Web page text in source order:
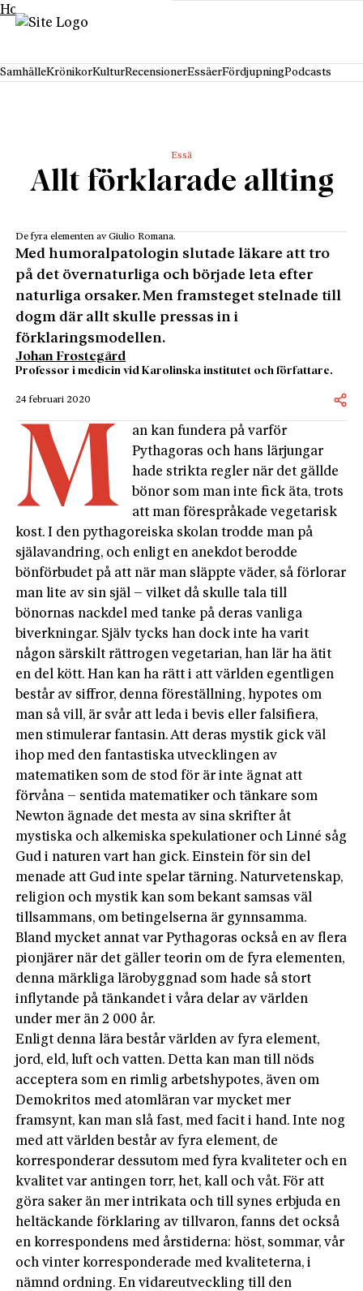
Hoppa till innehåll
SamhälleKrönikorKulturRecensionerEssäerFördjupningPodcasts
Essä
Allt förklarade allting
De fyra elementen av Giulio Romana.
Med humoralpatologin slutade läkare att tro
på det övernaturliga och började leta efter
naturliga orsaker. Men framsteget stelnade till
dogm där allt skulle pressas in i
förklaringsmodellen.
Johan Frostegård
Professor i medicin vid Karolinska institutet och författare.
24 februari 2020
M
an kan fundera på varför
Pythagoras och hans lärjungar
hade strikta regler när det gällde
bönor som man inte fick äta, trots
att man förespråkade vegetarisk
kost. I den pythagoreiska skolan trodde man på
själavandring, och enligt en anekdot berodde
bönförbudet på att när man släppte väder, så förlorar
man lite av sin själ – vilket då skulle tala till
bönornas nackdel med tanke på deras vanliga
biverkningar. Själv tycks han dock inte ha varit
någon särskilt rättrogen vegetarian, han lär ha ätit
en del kött. Han kan ha rätt i att världen egentligen
består av siffror, denna föreställning, hypotes om
man så vill, är svår att leda i bevis eller falsifiera,
men stimulerar fantasin. Att deras mystik gick väl
ihop med den fantastiska utvecklingen av
matematiken som de stod för är inte ägnat att
förvåna – sentida matematiker och tänkare som
Newton ägnade det mesta av sina skrifter åt
mystiska och alkemiska spekulationer och Linné såg
Gud i naturen vart han gick. Einstein för sin del
menade att Gud inte spelar tärning. Naturvetenskap,
religion och mystik kan som bekant samsas väl
tillsammans, om betingelserna är gynnsamma.
Bland mycket annat var Pythagoras också en av flera
pionjärer när det gäller teorin om de fyra elementen,
denna märkliga lärobyggnad som hade så stort
inflytande på tänkandet i våra delar av världen
under mer än 2 000 år.
Enligt denna lära består världen av fyra element,
jord, eld, luft och vatten. Detta kan man till nöds
acceptera som en rimlig arbetshypotes, även om
Demokritos med atomläran var mycket mer
framsynt, kan man slå fast, med facit i hand. Inte nog
med att världen består av fyra element, de
korresponderar dessutom med fyra kvaliteter och en
kvalitet var antingen torr, het, kall och våt. För att
göra saker än mer intrikata och till synes erbjuda en
heltäckande förklaring av tillvaron, fanns det också
en korrespondens med årstiderna: höst, sommar, vår
och vinter korresponderade med kvaliteterna, i
nämnd ordning. En vidareutveckling till den